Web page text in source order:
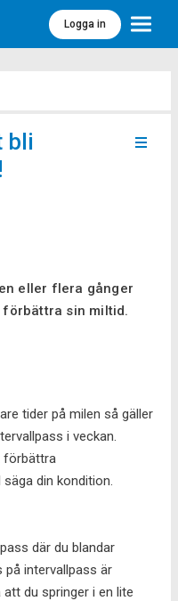
Logga in Meny
bli
eller flera gånger
förbättra sin miltid.
tider på milen så gäller
i veckan.
förbättra
din kondition.
där du blandar
på intervallpass är
du springer i en lite